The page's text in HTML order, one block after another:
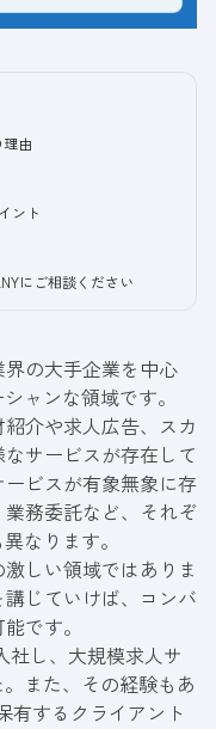
由
ント
にご相談ください
の大手企業を中心
ャンな領域です。
介や求人広告、スカ
サービスが存在して
ビスが有象無象に存
務委託など、それぞ
なります。
しい領域ではありま
じていけば、コンバ
です。
社し、大規模求人サ
また、その経験もあ
有するクライアント